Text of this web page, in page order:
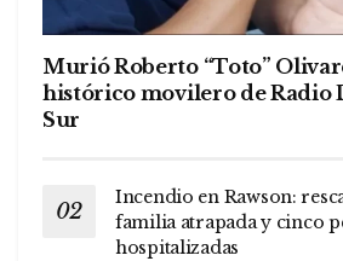
Murió Roberto “Toto”
histórico movilero de Radio
Sur
Incendio en Rawson:
familia atrapada y cinco
hospitalizadas